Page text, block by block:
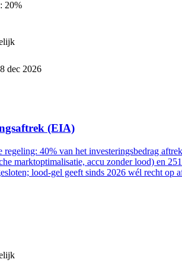
20%
dec 2026
(EIA)
40% van het investeringsbedrag
marktoptimalisatie, accu zonder lood) en
lood-gel geeft sinds 2026 wél recht op